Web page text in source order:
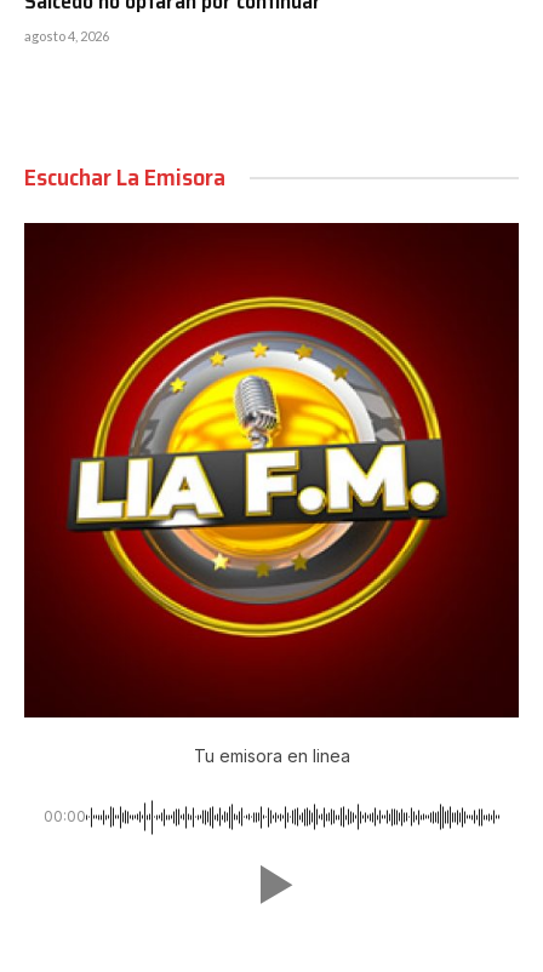
agosto 4, 2026
Escuchar La Emisora
Tu emisora en linea
00:00